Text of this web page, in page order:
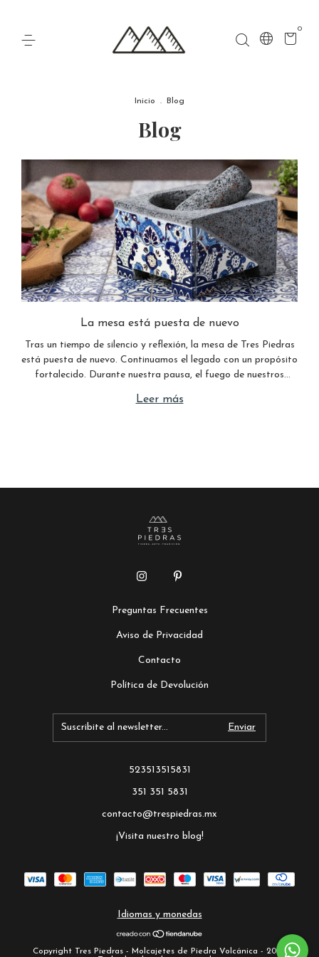
0
Inicio . Blog
Blog
La mesa está puesta de nuevo
Tras un tiempo de silencio y reflexión, la mesa de Tres Piedras
está puesta de nuevo. Continuamos el legado con un propósito
fortalecido. Durante nuestra pausa, el fuego de nuestros
volvemos a abrir nuestras puertas para llevar a tu hogar
Leer más
Preguntas Frecuentes
Aviso de Privacidad
Contacto
Política de Devolución
523513515831
351 351 5831
contacto@trespiedras.mx
¡Visita nuestro blog!
Idiomas y monedas
Copyright Tres Piedras - Molcajetes de Piedra Volcánica - 2026.